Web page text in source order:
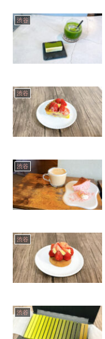
渋谷
渋谷
渋谷
渋谷
渋谷